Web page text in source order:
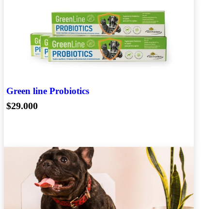
Green line Probiotics
$29.000